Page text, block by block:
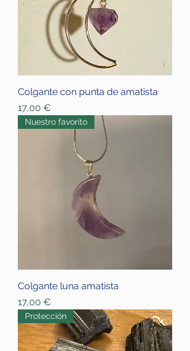
Colgante con punta de amatista
Price
17,00 €
Nuestro favorito
Colgante luna amatista
Price
17,00 €
Protección